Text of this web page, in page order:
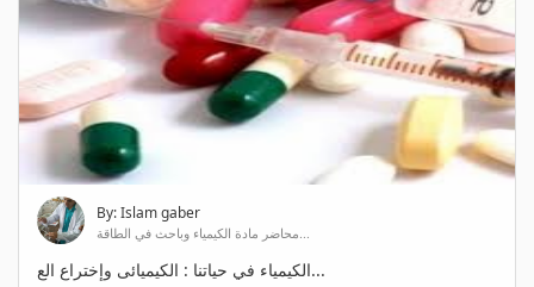
By: Islam gaber
محاضر مادة الكيمياء وباحث في الطاقة...
الكيمياء في حياتنا : الكيميائى وإختراع الع...